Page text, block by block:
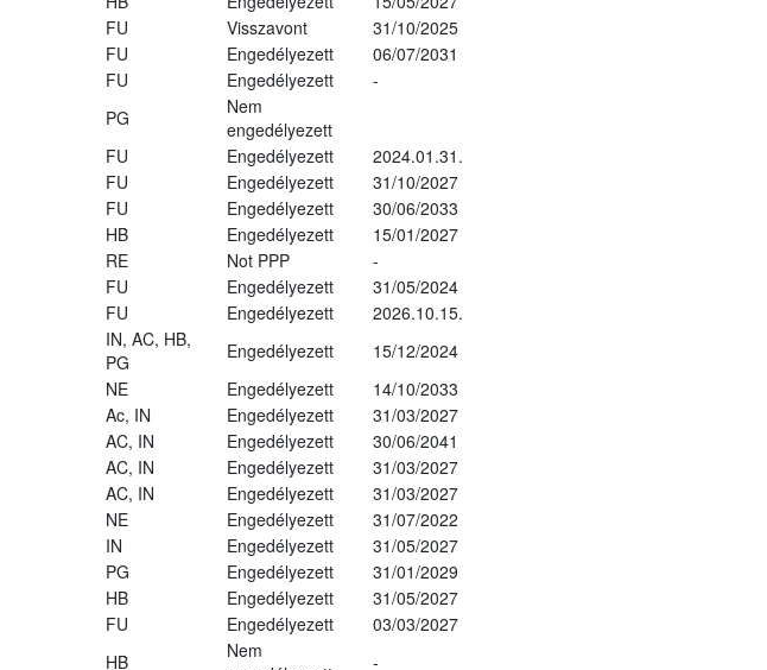
FU Visszavont
31/10/2025
FU Engedélyezett
06/07/2031
FU Engedélyezett
-
PG
Nem
engedélyezett
FU Engedélyezett
2024.01.31.
FU Engedélyezett
31/10/2027
FU Engedélyezett
30/06/2033
HB Engedélyezett
15/01/2027
RE Not PPP
-
FU Engedélyezett
31/05/2024
FU Engedélyezett
2026.10.15.
IN, AC, HB,
PG
Engedélyezett
15/12/2024
NE Engedélyezett
14/10/2033
Ac, IN Engedélyezett
31/03/2027
AC, IN Engedélyezett
30/06/2041
AC, IN Engedélyezett
31/03/2027
AC, IN Engedélyezett
31/03/2027
NE Engedélyezett
31/07/2022
IN Engedélyezett
31/05/2027
PG Engedélyezett
31/01/2029
HB Engedélyezett
31/05/2027
FU Engedélyezett
03/03/2027
HB
Nem
-